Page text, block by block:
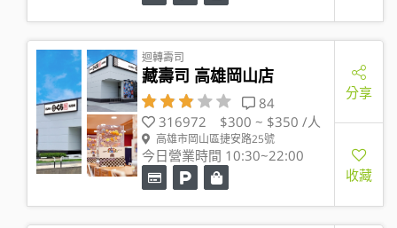
迴轉壽司
藏壽司 高雄岡山店
84
316972
$300 ~ $350 /人
高雄市岡山區捷安路25號
今日營業時間 10:30~22:00
分享
收藏